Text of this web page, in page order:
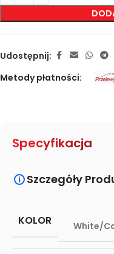
Udostępnij:
Metody płatności:
Specyfikacja
Szczegóły
KOLOR
White/